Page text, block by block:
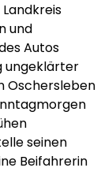
und
Autos
ungeklärter
Oschersleben
seinen
Beifahrerin